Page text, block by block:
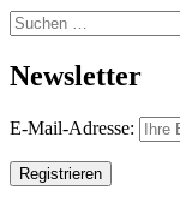
Suchen
nach:
Newsletter
E-Mail-Adresse: